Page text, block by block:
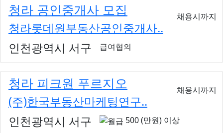
청라 공인중개사 모집
청라롯데원부동산공인중개사..
채용시까지
인천광역시 서구 급여협의
청라 피크원 푸르지오
(주)한국부동산마케팅연구..
채용시까지
인천광역시 서구 500 (만원) 이상